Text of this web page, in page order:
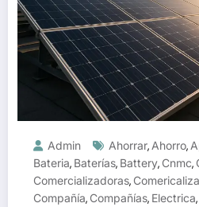
Admin Ahorrar, Ahorro,
Bateria, Baterías, Battery, Cnmc,
Comercializadoras,
Compañía, Compañías, Electrica,